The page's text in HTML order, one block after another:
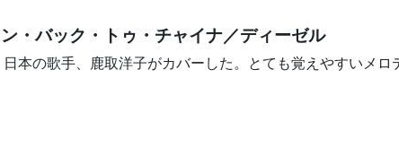
・バック・トゥ・チャイナ／ディーゼル
日本の歌手、鹿取洋子がカバーした。とても覚えやすいメロ